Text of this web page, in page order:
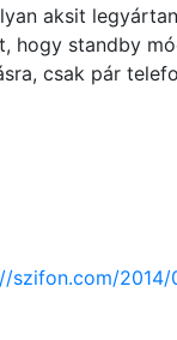
aksit
hogy standby
csak pár
szifon.com/